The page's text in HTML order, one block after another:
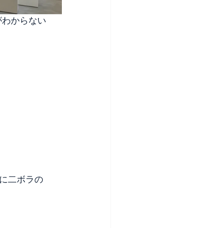
からない
二ボラの